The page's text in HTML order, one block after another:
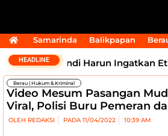
Samarinda Balikpapan
HEADLINEAndi Harun Ingatkan Etika
Berau | Hukum & Kriminal
Video Mesum Pasangan
Viral, Polisi Buru Pemeran
OLEH REDAKSI PADA11/04/2022 10:39 AM